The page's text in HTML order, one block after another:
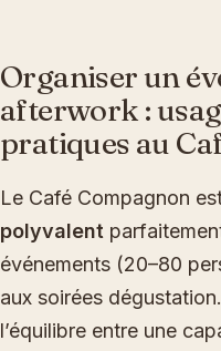
Organiser un
afterwork :
pratiques au
Le Café Compagnon
polyvalent
événements (20–80
aux soirées
l’équilibre entre une